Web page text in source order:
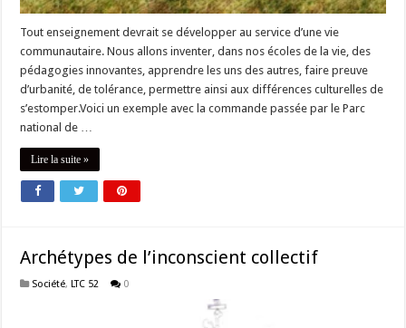
Tout enseignement devrait se développer au service d’une vie
communautaire. Nous allons inventer, dans nos écoles de la vie, des
pédagogies innovantes, apprendre les uns des autres, faire preuve
d’urbanité, de tolérance, permettre ainsi aux différences culturelles de
s’estomper.Voici un exemple avec la commande passée par le Parc
national de …
Lire la suite »
Archétypes de l’inconscient collectif
Société,LTC 52 0